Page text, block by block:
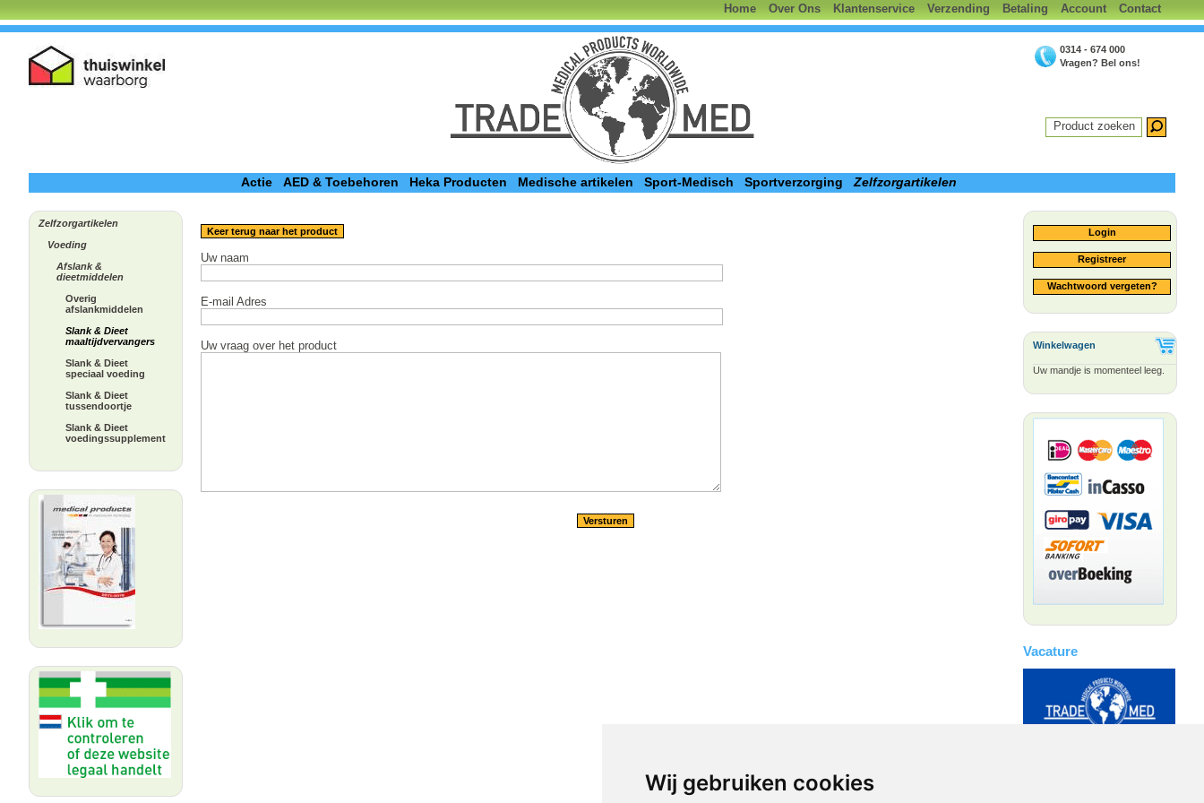
Wij gebruiken cookies
Home Over Ons Klantenservice Verzending Betaling Account Contact
0314 - 674 000
Vragen? Bel ons!
Product zoeken
Actie AED & Toebehoren Heka Producten Medische artikelen Sport-Medisch Sportverzorging Zelfzorgartikelen
Zelfzorgartikelen
Voeding
Afslank &
dieetmiddelen
Overig
afslankmiddelen
Slank & Dieet
maaltijdvervangers
Slank & Dieet
speciaal voeding
Slank & Dieet
tussendoortje
Slank & Dieet
voedingssupplement
Login
Registreer
Wachtwoord vergeten?
Winkelwagen
Uw mandje is momenteel leeg.
Vacature
Keer terug naar het product
Uw naam
E-mail Adres
Uw vraag over het product